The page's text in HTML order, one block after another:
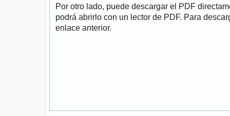
Por otro lado, puede descargar el PDF
podrá abrirlo con un lector de PDF. Para
enlace anterior.